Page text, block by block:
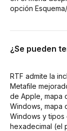
opción
¿Se pueden
RTF admite la
Metafile
de Apple, mapa
Windows, mapa
Windows y tipos
hexadecimal (el